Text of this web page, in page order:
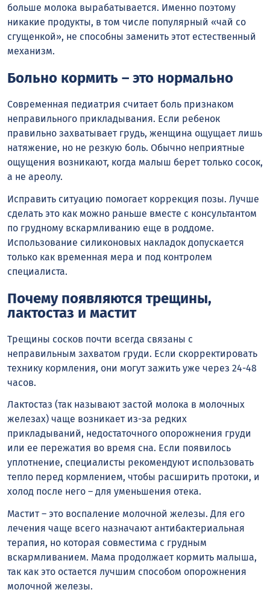
больше молока вырабатывается. Именно поэтому
никакие продукты, в том числе популярный «чай со
сгущенкой», не способны заменить этот естественный
механизм.
Больно кормить – это нормально
Современная педиатрия считает боль признаком
неправильного прикладывания. Если ребенок
правильно захватывает грудь, женщина ощущает лишь
натяжение, но не резкую боль. Обычно неприятные
ощущения возникают, когда малыш берет только сосок,
а не ареолу.
Исправить ситуацию помогает коррекция позы. Лучше
сделать это как можно раньше вместе с консультантом
по грудному вскармливанию еще в роддоме.
Использование силиконовых накладок допускается
только как временная мера и под контролем
специалиста.
Почему появляются трещины,
лактостаз и мастит
Трещины сосков почти всегда связаны с
неправильным захватом груди. Если скорректировать
технику кормления, они могут зажить уже через 24-48
часов.
Лактостаз (так называют застой молока в молочных
железах) чаще возникает из-за редких
прикладываний, недостаточного опорожнения груди
или ее пережатия во время сна. Если появилось
уплотнение, специалисты рекомендуют использовать
тепло перед кормлением, чтобы расширить протоки, и
холод после него – для уменьшения отека.
Мастит – это воспаление молочной железы. Для его
лечения чаще всего назначают антибактериальная
терапия, но которая совместима с грудным
вскармливанием. Мама продолжает кормить малыша,
так как это остается лучшим способом опорожнения
молочной железы.